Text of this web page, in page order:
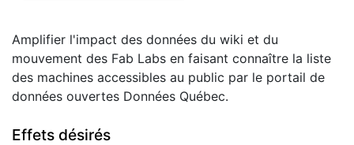
Amplifier l'impact des données du wiki et du
mouvement des Fab Labs en faisant connaître la liste
des machines accessibles au public par le portail de
données ouvertes Données Québec.
Effets désirés